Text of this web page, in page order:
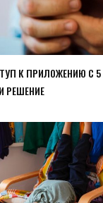
К ПРИЛОЖЕНИЮ C 5
РЕШЕНИЕ